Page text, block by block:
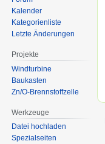
Kalender
Kategorienliste
Letzte Änderungen
Projekte
Windturbine
Baukasten
Zn/O-Brennstoffzelle
Werkzeuge
Datei hochladen
Spezialseiten